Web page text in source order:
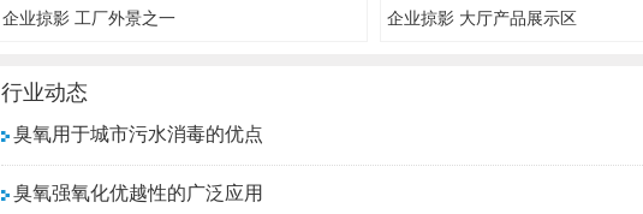
企业掠影 工厂外景之一 企业掠影 大厅产品展示区
行业动态
臭氧用于城市污水消毒的优点
臭氧强氧化优越性的广泛应用